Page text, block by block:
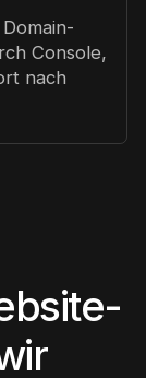
Console,
nach